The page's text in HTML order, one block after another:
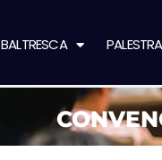
BALTRESCA